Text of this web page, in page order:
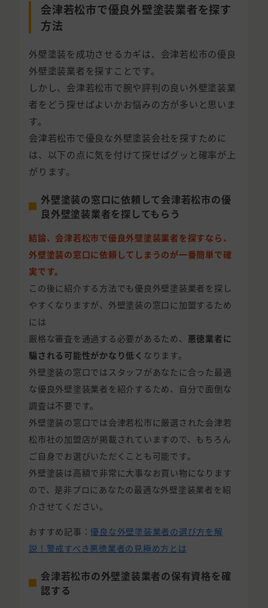
会津若松市で優良外壁塗装業者を探す
方法
外壁塗装を成功させるカギは、会津若松市の優良
外壁塗装業者を探すことです。
しかし、会津若松市で腕や評判の良い外壁塗装業
者をどう探せばよいかお悩みの方が多いと思いま
す。
会津若松市で優良な外壁塗装会社を探すために
は、以下の点に気を付けて探せばグッと確率が上
がります。
外壁塗装の窓口に依頼して会津若松市の優
良外壁塗装業者を探してもらう
結論、会津若松市で優良外壁塗装業者を探すなら、
外壁塗装の窓口に依頼してしまうのが一番簡単で確
実です。
この後に紹介する方法でも優良外壁塗装業者を探し
やすくなりますが、外壁塗装の窓口に加盟するため
には
厳格な審査を通過する必要があるため、 悪徳業者に
騙される可能性がかなり低く なります。
外壁塗装の窓口ではスタッフがあなたに合った最適
な優良外壁塗装業者を紹介するため、自分で面倒な
調査は不要です。
外壁塗装の窓口では会津若松市に厳選された会津若
松市社の加盟店が掲載されていますので、もちろん
ご自身でお選びいただくことも可能です。
外壁塗装は高額で非常に大事なお買い物になります
ので、是非プロにあなたの最適な外壁塗装業者を紹
介させてください。
おすすめ記事：優良な外壁塗装業者の選び方を解
説！警戒すべき悪徳業者の見極め方とは
会津若松市の外壁塗装業者の保有資格を確
認する